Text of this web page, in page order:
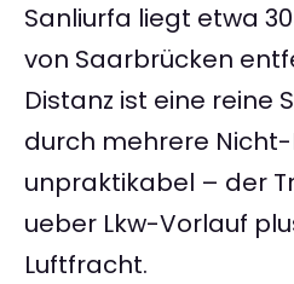
Sanliurfa liegt etwa
von Saarbrücken
Distanz ist eine reine
durch mehrere
unpraktikabel – der
ueber Lkw-Vorlauf
Luftfracht.